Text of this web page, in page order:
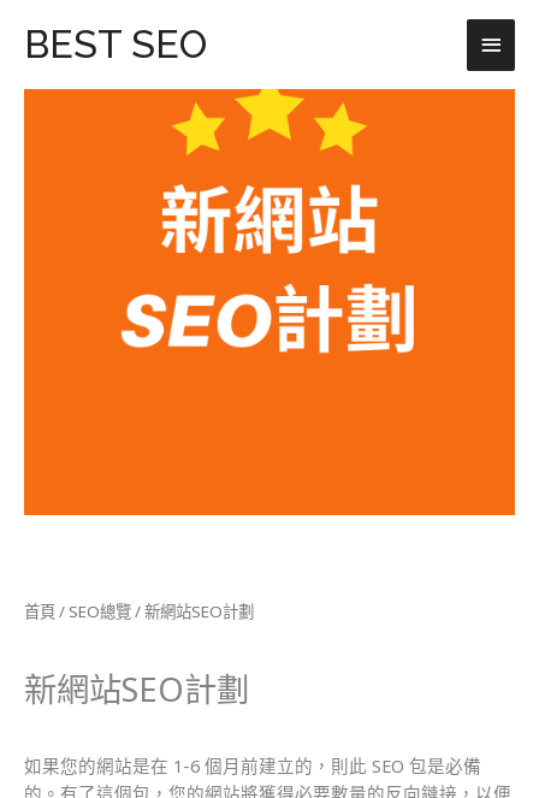
BEST SEO
主
要
首頁/ SEO總覽/ 新網站SEO計劃
新網站SEO計劃
如果您的網站是在 1-6 個月前建立的，則此 SEO 包是必備